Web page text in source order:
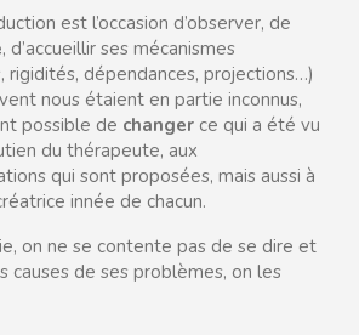
est l’occasion d’observer, de
, d’accueillir ses mécanismes
rigidités, dépendances, projections…)
nous étaient en partie inconnus,
possible de changer ce qui a été vu
du thérapeute, aux
qui sont proposées, mais aussi à
innée de chacun.
on ne se contente pas de se dire et
causes de ses problèmes, on les